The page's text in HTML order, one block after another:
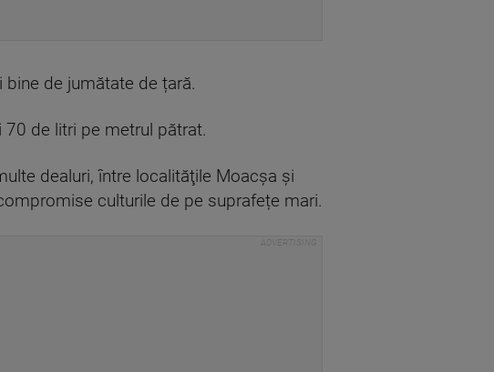
de jumătate de țară.
de litri pe metrul pătrat.
dealuri, între localităţile Moacșa și
culturile de pe suprafețe mari.